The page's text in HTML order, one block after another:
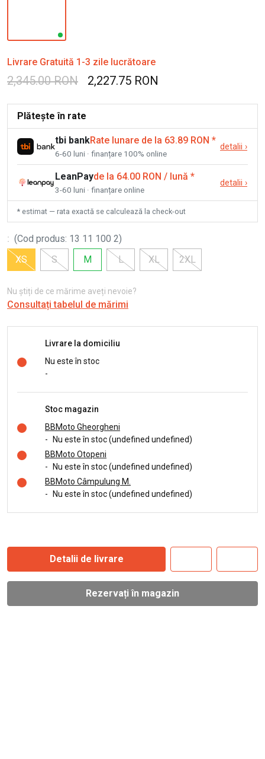
Livrare Gratuită 1-3 zile lucrătoare
2,345.00 RON 2,227.75 RON
Plătește în rate
tbi bankRate lunare de la 63.89 RON *
6-60 luni · finanțare 100% online
detalii ›
LeanPayde la 64.00 RON / lună *
3-60 luni · finanțare online
detalii ›
* estimat — rata exactă se calculează la check-out
: (Cod produs: 13 11 100 2)
XS
S M L XL 2XL
Nu știți de ce mărime aveți nevoie?
Consultați tabelul de mărimi
Livrare la domiciliu
Nu este în stoc
-
Stoc magazin
BBMoto Gheorgheni
-
Nu este în stoc (undefined undefined)
BBMoto Otopeni
-
Nu este în stoc (undefined undefined)
BBMoto Câmpulung M.
-
Nu este în stoc (undefined undefined)
Detalii de livrare
Rezervați în magazin